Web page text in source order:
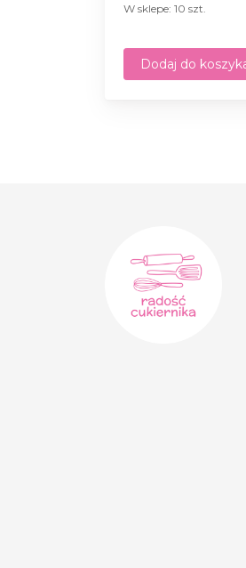
W sklepe: 10 szt.
Dodaj do